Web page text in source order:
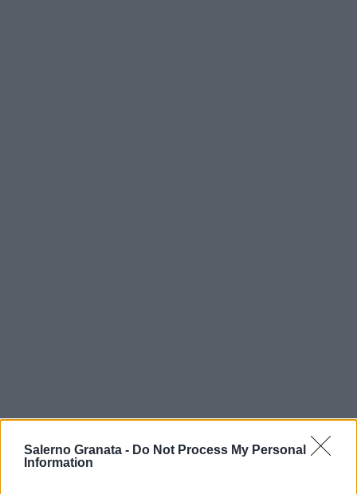
Salerno Granata - Do Not Process My Personal
Information